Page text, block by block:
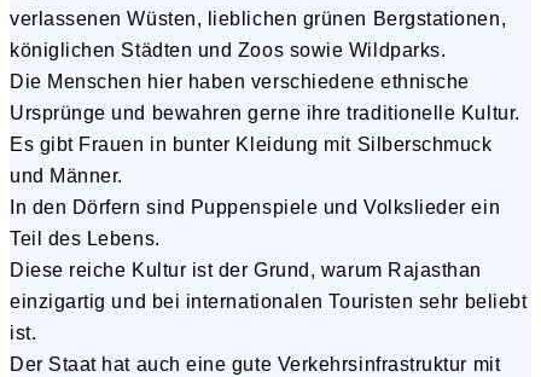
verlassenen Wüsten, lieblichen grünen Bergstationen,
königlichen Städten und Zoos sowie Wildparks.
Die Menschen hier haben verschiedene ethnische
Ursprünge und bewahren gerne ihre traditionelle Kultur.
Es gibt Frauen in bunter Kleidung mit Silberschmuck
und Männer.
In den Dörfern sind Puppenspiele und Volkslieder ein
Teil des Lebens.
Diese reiche Kultur ist der Grund, warum Rajasthan
einzigartig und bei internationalen Touristen sehr beliebt
ist.
Der Staat hat auch eine gute Verkehrsinfrastruktur mit